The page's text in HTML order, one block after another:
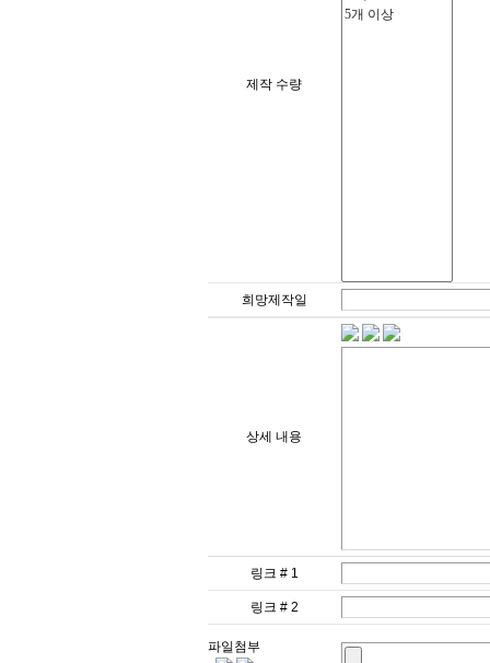
제작 수량
희망제작일
상세 내용
링크 # 1
링크 # 2
파일첨부